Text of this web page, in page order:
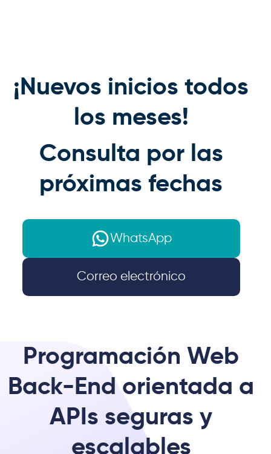
¡Nuevos inicios todos
los meses!
Consulta por las
próximas fechas
WhatsApp
Correo electrónico
Programación Web
Back-End orientada a
APIs seguras y
escalables